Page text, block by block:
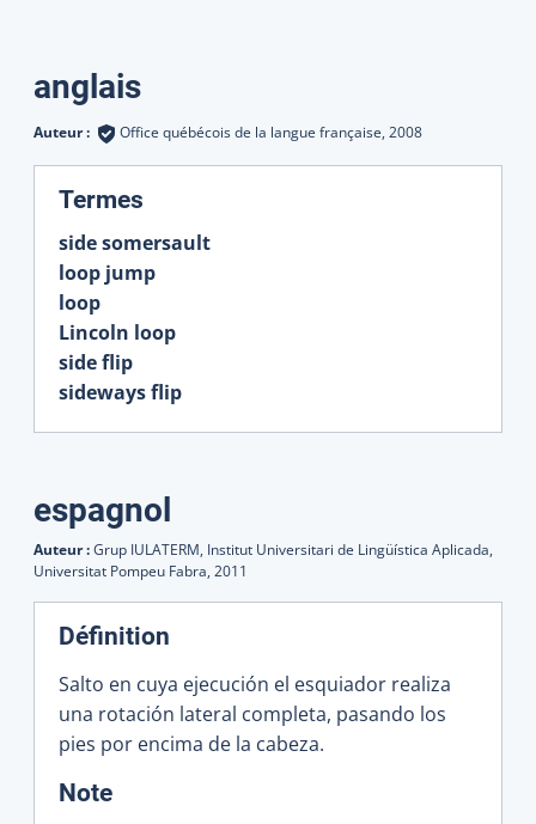
Traductions
anglais
Auteur : Office québécois de la langue française, 2008
Termes
side somersault
loop jump
loop
Lincoln loop
side flip
sideways flip
espagnol
Auteur :Grup IULATERM, Institut Universitari de Lingüística Aplicada,
Universitat Pompeu Fabra, 2011
Définition
Salto en cuya ejecución el esquiador realiza
una rotación lateral completa, pasando los
pies por encima de la cabeza.
Note: